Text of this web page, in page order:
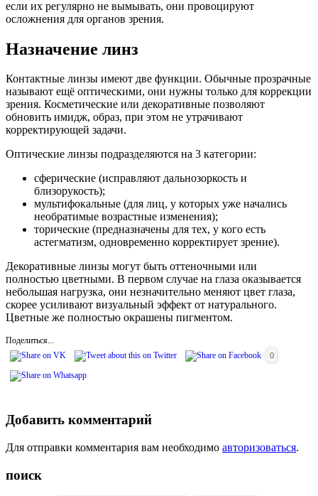
если их регулярно не вымывать, они провоцируют
осложнения для органов зрения.
Назначение линз
Контактные линзы имеют две функции. Обычные прозрачные
называют ещё оптическими, они нужны только для коррекции
зрения. Косметические или декоративные позволяют
обновить имидж, образ, при этом не утрачивают
корректирующей задачи.
Оптические линзы подразделяются на 3 категории:
сферические (исправляют дальнозоркость и
близорукость);
мультифокальные (для лиц, у которых уже начались
необратимые возрастные изменения);
торические (предназначены для тех, у кого есть
астегматизм, одновременно корректирует зрение).
Декоративные линзы могут быть оттеночными или
полностью цветными. В первом случае на глаза оказывается
небольшая нагрузка, они незначительно меняют цвет глаза,
скорее усиливают визуальный эффект от натурального.
Цветные же полностью окрашены пигментом.
Поделиться...
0
Добавить комментарий
Для отправки комментария вам необходимо авторизоваться.
поиск